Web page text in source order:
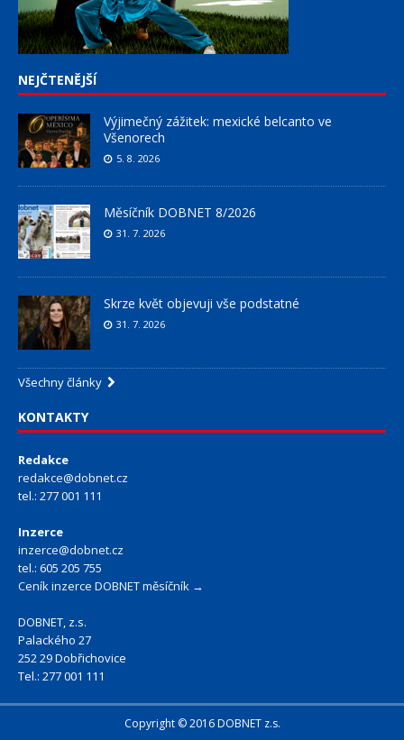
NEJČTENĚJŠÍ
Výjimečný zážitek: mexické belcanto ve
Všenorech
5. 8. 2026
Měsíčník DOBNET 8/2026
31. 7. 2026
Skrze květ objevuji vše podstatné
31. 7. 2026
Všechny články
KONTAKTY
Redakce
redakce@dobnet.cz
tel.: 277 001 111
Inzerce
inzerce@dobnet.cz
tel.: 605 205 755
Ceník inzerce DOBNET měsíčník →
DOBNET, z.s.
Palackého 27
252 29 Dobřichovice
Tel.: 277 001 111
Copyright © 2016 DOBNET z.s.